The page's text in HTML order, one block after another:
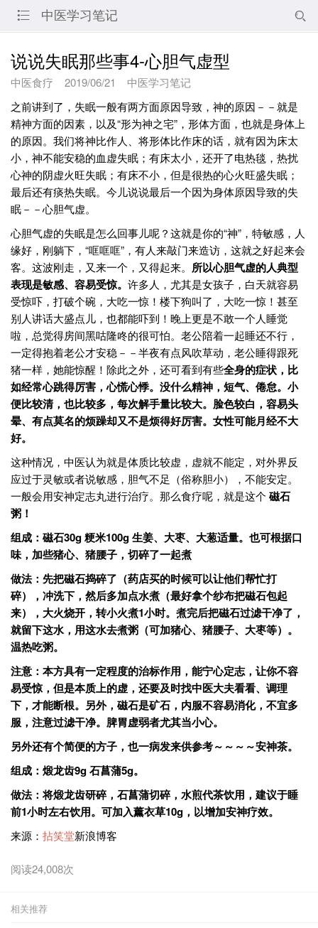
 中医学习笔记 
说说失眠那些事4-心胆气虚型
中医食疗 2019/06/21
中医学习笔记
之前讲到了，失眠一般有两方面原因导致，神的原因－－就是
精神方面的因素，以及“形为神之宅”，形体方面，也就是身体上
的原因。我们将神比作人、将形体比作床的话，就有因为床太
小，神不能安稳的血虚失眠；有床太小，还开了电热毯，热扰
心神的阴虚火旺失眠；有床不小，但是很热的心火旺盛失眠；
最后还有痰热失眠。今儿说说最后一个因为身体原因导致的失
眠－－心胆气虚。
心胆气虚的失眠是怎么回事儿呢？这就是你的“神”，特敏感，人
缘好，刚躺下，“哐哐哐”，有人来敲门来造访，这就之好起来会
客。这波刚走，又来一个，又得起来。 所以心胆气虚的人典型
表现是敏感、容易受惊。 许多人，尤其是女孩子，白天就容易
受惊吓，打破个碗，大吃一惊！楼下狗叫了，大吃一惊！甚至
别人讲话大盛点儿，也都能吓到！晚上更是不敢一个人睡觉
啦，总觉得房间黑咕隆咚的很可怕。老公陪着一起睡还不行，
一定得抱着老公才安稳－－半夜有点风吹草动，老公睡得跟死
猪一样，她能惊醒！除此之外，还可看到有些全身的症状，比
如经常心跳得厉害，心慌心悸。没什么精神，短气、倦怠。小
便比较清，也比较多，每次解手量比较大。脸色较白，容易头
晕、有点莫名的烦躁却又不是烦得好厉害。女性可能月经不大
好。
这种情况，中医认为就是体质比较虚，虚就不能定，对外界反
应过于灵敏或者说敏感，胆气不足（俗称胆小），不能安定。
一般会用安神定志丸进行治疗。那么食疗呢，就是这个 磁石
粥！
组成：磁石30g 粳米100g 生姜、大枣、大葱适量。也可根据口
味，加些猪心、猪腰子，切碎了一起煮
做法：先把磁石捣碎了（药店买的时候可以让他们帮忙打
碎），冲洗下，然后多加点水煮（最好拿个纱布把磁石包起
来），大火烧开，转小火煮1小时。煮完后把磁石过滤干净了，
就留下这水，用这水去煮粥（可加猪心、猪腰子、大枣等）。
温热吃粥。
注意：本方具有一定程度的治标作用，能宁心定志，让你不容
易受惊，但是本质上的虚，还要及时找中医大夫看看、调理
下，才能断根。另外，磁石是矿石，内服不容易消化，不宜多
服，注意过滤干净。脾胃虚弱者尤其当小心。
另外还有个简便的方子，也一病发来供参考～～～～安神茶。
组成：煅龙齿9g 石菖蒲5g。
做法：将煅龙齿研碎，石菖蒲切碎，水煎代茶饮用，建议于睡
前1小时左右饮用。可加入薰衣草10g，以增加安神疗效。
来源： 拈笑堂新浪博客
阅读24,008次
相关推荐